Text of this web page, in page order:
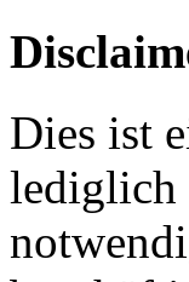
Dies ist
lediglich